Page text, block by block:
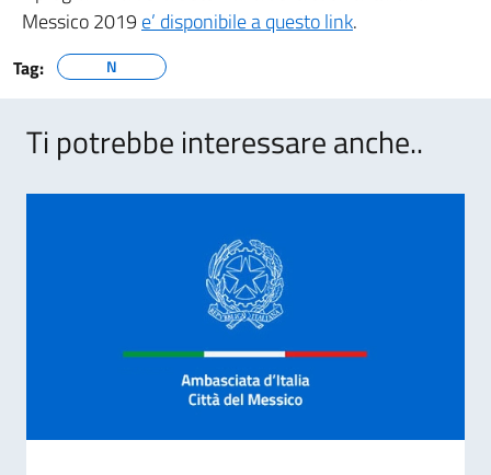
Messico 2019 e’ disponibile a questo link.
Tag: N
Ti potrebbe interessare anche..